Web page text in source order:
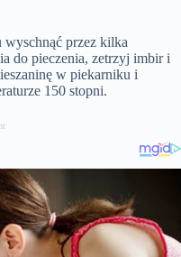
przez kilka
do pieczenia, zetrzyj imbir i
w piekarniku i
150 stopni.